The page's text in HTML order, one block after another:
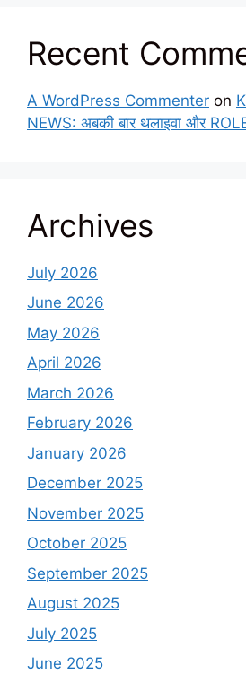
Recent
A WordPress Commenter on
NEWS: अबकी बार थलाइवा और
Archives
July 2026
June 2026
May 2026
April 2026
March 2026
February 2026
January 2026
December 2025
November 2025
October 2025
September 2025
August 2025
July 2025
June 2025